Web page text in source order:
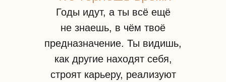
Годы идут, а ты всё ещё
не знаешь, в чём твоё
предназначение. Ты видишь,
как другие находят себя,
строят карьеру, реализуют